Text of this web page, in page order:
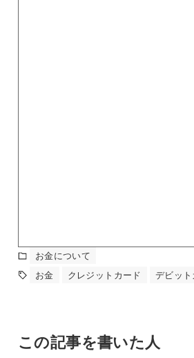
お金について
お金
クレジットカード デビッ
この記事を書いた人